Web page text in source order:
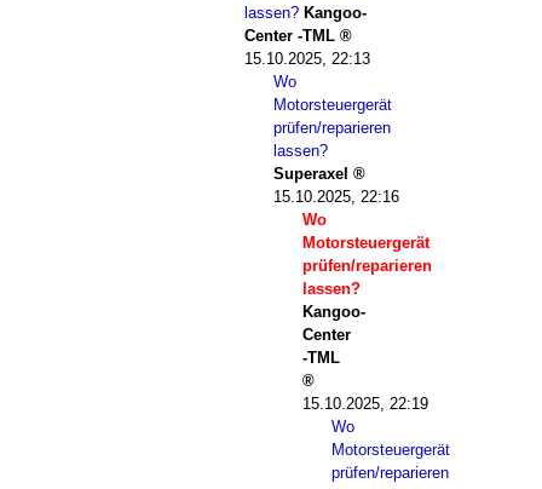
lassen? Kangoo-
Center -TML
15.10.2025, 22:13
Wo
Motorsteuergerät
prüfen/reparieren
lassen?
Superaxel
15.10.2025, 22:16
Wo
Motorsteuergerät
prüfen/reparieren
lassen?
Kangoo-
Center
-TML
15.10.2025, 22:19
Wo
Motorsteuergerät
prüfen/reparieren